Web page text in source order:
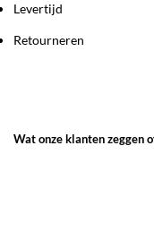
Levertijd
Retourneren
Wat onze klanten zeggen